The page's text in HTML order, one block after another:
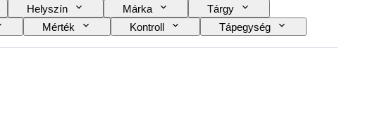
Helyszín Márka
Tárgy
Mérték Kontroll
Tápegység